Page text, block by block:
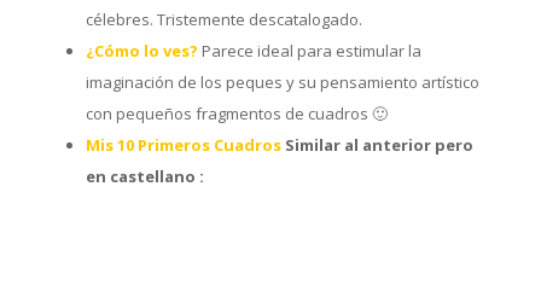
célebres. Tristemente descatalogado.
¿Cómo lo ves? Parece ideal para estimular la
imaginación de los peques y su pensamiento artístico
con pequeños fragmentos de cuadros 🙂
Mis 10 Primeros CuadrosSimilar al anterior pero
en castellano :